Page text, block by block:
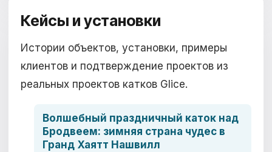
Кейсы и установки
Истории объектов, установки, примеры
клиентов и подтверждение проектов из
реальных проектов катков Glice.
Волшебный праздничный каток над
Бродвеем: зимняя страна чудес в
Гранд Хаятт Нашвилл